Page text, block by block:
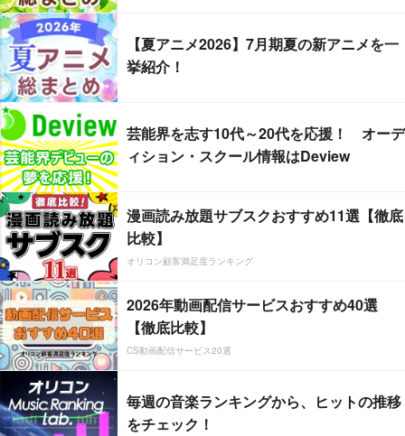
【夏アニメ2026】7月期夏の新アニメを一
挙紹介！
芸能界を志す10代～20代を応援！ オーデ
ィション・スクール情報はDeview
漫画読み放題サブスクおすすめ11選【徹底
比較】
オリコン顧客満足度ランキング
2026年動画配信サービスおすすめ40選
【徹底比較】
CS動画配信サービス20選
毎週の音楽ランキングから、ヒットの推移
をチェック！